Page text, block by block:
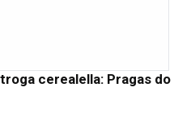
cerealella: Pragas do